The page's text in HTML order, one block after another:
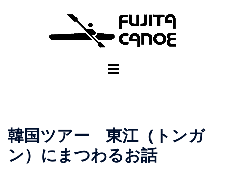
韓国ツアー 東江（トンガ
ン）にまつわるお話